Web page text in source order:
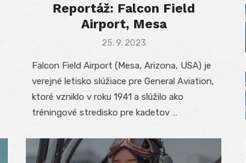
Reportáž: Falcon Field
Airport, Mesa
Posted
25. 9. 2023
Falcon Field Airport (Mesa, Arizona, USA) je
verejné letisko slúžiace pre General Aviation,
ktoré vzniklo v roku 1941 a slúžilo ako
tréningové stredisko pre kadetov …